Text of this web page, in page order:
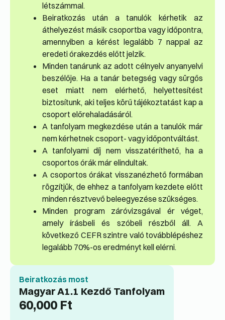
létszámmal.
Beiratkozás után a tanulók kérhetik az
áthelyezést másik csoportba vagy időpontra,
amennyiben a kérést legalább 7 nappal az
eredeti órakezdés előtt jelzik.
Minden tanárunk az adott célnyelv anyanyelvi
beszélője. Ha a tanár betegség vagy sürgős
eset miatt nem elérhető, helyettesítést
biztosítunk, aki teljes körű tájékoztatást kap a
csoport előrehaladásáról.
A tanfolyam megkezdése után a tanulók már
nem kérhetnek csoport- vagy időpontváltást.
A tanfolyami díj nem visszatéríthető, ha a
csoportos órák már elindultak.
A csoportos órákat visszanézhető formában
rögzítjük, de ehhez a tanfolyam kezdete előtt
minden résztvevő beleegyezése szükséges.
Minden program záróvizsgával ér véget,
amely írásbeli és szóbeli részből áll. A
következő CEFR szintre való továbblépéshez
legalább 70%-os eredményt kell elérni.
Beiratkozás most
Magyar A1.1 Kezdő Tanfolyam
60,000 Ft